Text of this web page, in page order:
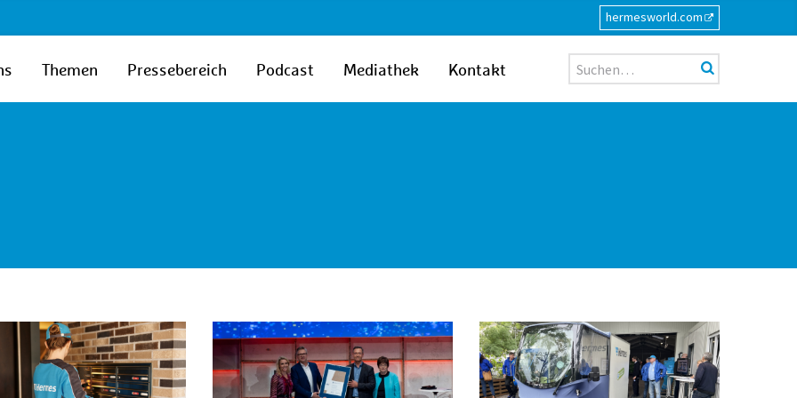
hermesworld.com
Themen Pressebereich Podcast Mediathek Kontakt